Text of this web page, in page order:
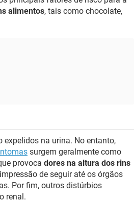
alimentos, tais como chocolate,
na urina. No entanto,
surgem geralmente como
provoca dores na altura dos rins
de seguir até os órgãos
Por fim, outros distúrbios
renal.